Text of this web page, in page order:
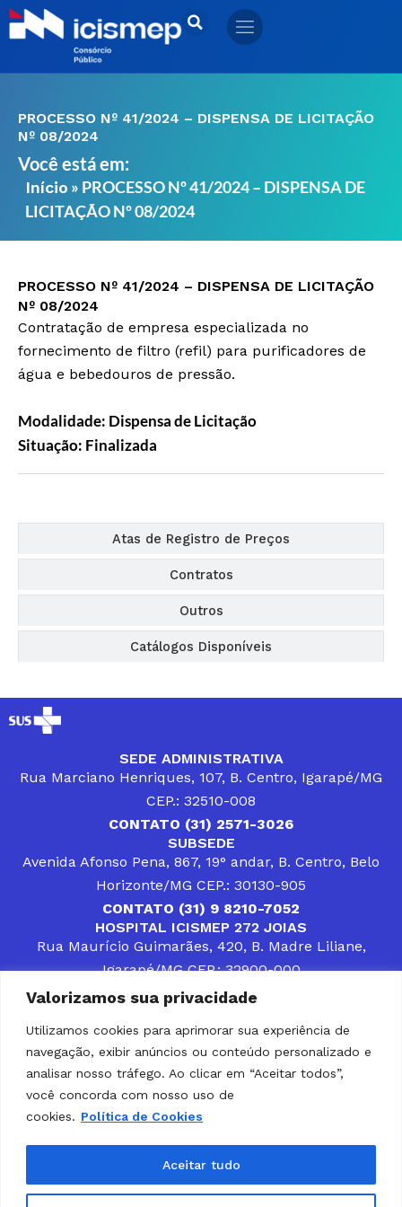
Valorizamos sua privacidade
Utilizamos cookies para aprimorar sua experiência de
navegação, exibir anúncios ou conteúdo personalizado e
analisar nosso tráfego. Ao clicar em “Aceitar todos”,
você concorda com nosso uso de
cookies. Política de Cookies
Aceitar tudo
Ir
para
PROCESSO Nº 41/2024 – DISPENSA DE LICITAÇÃO
Nº 08/2024
Você está em:
Início » PROCESSO Nº 41/2024 – DISPENSA DE
LICITAÇÃO Nº 08/2024
PROCESSO Nº 41/2024 – DISPENSA DE LICITAÇÃO
Nº 08/2024
Contratação de empresa especializada no
fornecimento de filtro (refil) para purificadores de
água e bebedouros de pressão.
Modalidade: Dispensa de Licitação
Situação: Finalizada
Atas de Registro de Preços
Contratos
Outros
Catálogos Disponíveis
SEDE ADMINISTRATIVA
Rua Marciano Henriques, 107, B. Centro, Igarapé/MG
CEP.: 32510-008
CONTATO (31) 2571-3026
SUBSEDE
Avenida Afonso Pena, 867, 19° andar, B. Centro, Belo
Horizonte/MG CEP.: 30130-905
CONTATO (31) 9 8210-7052
HOSPITAL ICISMEP 272 JOIAS
Rua Maurício Guimarães, 420, B. Madre Liliane,
Igarapé/MG CEP.: 32900-000
CONTATOS (31) 3512-4400 ou (31) 9 8309-8660
DESENVOLVER SOLUÇÕES, AÇÕES E SERVIÇOS
PÚBLICOS QUE COMPLEMENTEM A ASSISTÊNCIA À
POPULAÇÃO DA REGIÃO EM QUE ATUA, SENDO
PARCEIRO DOS MUNICÍPIOS CONSORCIADOS NA
SOLUÇÃO DE DIFICULDADES ENFRENTADAS POR
GESTORES MUNICIPAIS, É O COMPROMISSO DO
ICISMEP.
Home Institucional Municípios
Portal da Integridade
LGPD